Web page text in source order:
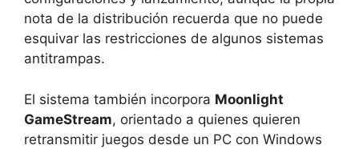
nota de la distribución recuerda que no puede
esquivar las restricciones de algunos sistemas
antitrampas.
El sistema también incorpora Moonlight
GameStream, orientado a quienes quieren
retransmitir juegos desde un PC con Windows